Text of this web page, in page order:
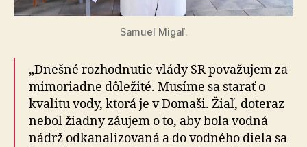
Samuel Migaľ.
„Dnešné rozhodnutie vlády SR považujem za
mi­mo­riad­ne dôležité. Musíme sa starať o
kvalitu vody, ktorá je v Domaši. Žiaľ, doteraz
nebol žiadny záujem o to, aby bola vodná
nádrž odkanalizovaná a do vodného diela sa